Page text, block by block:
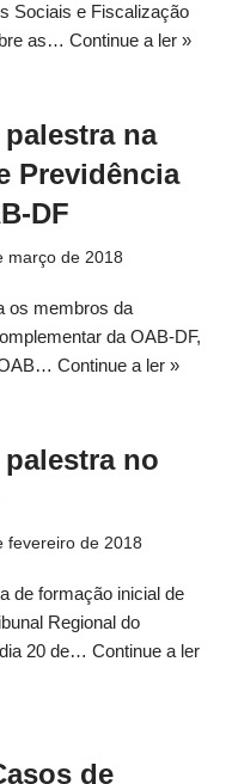
Sociais e Fiscalização
as… Continue a ler »
na
Previdência
DF
março de 2018
os membros da
da OAB-DF,
Continue a ler »
no
fevereiro de 2018
de formação inicial de
Regional do
20 de… Continue a ler
de